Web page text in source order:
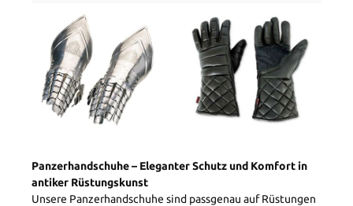
Panzerhandschuhe – Eleganter Schutz und Komfort in
antiker Rüstungskunst
Unsere Panzerhandschuhe sind passgenau auf Rüstungen